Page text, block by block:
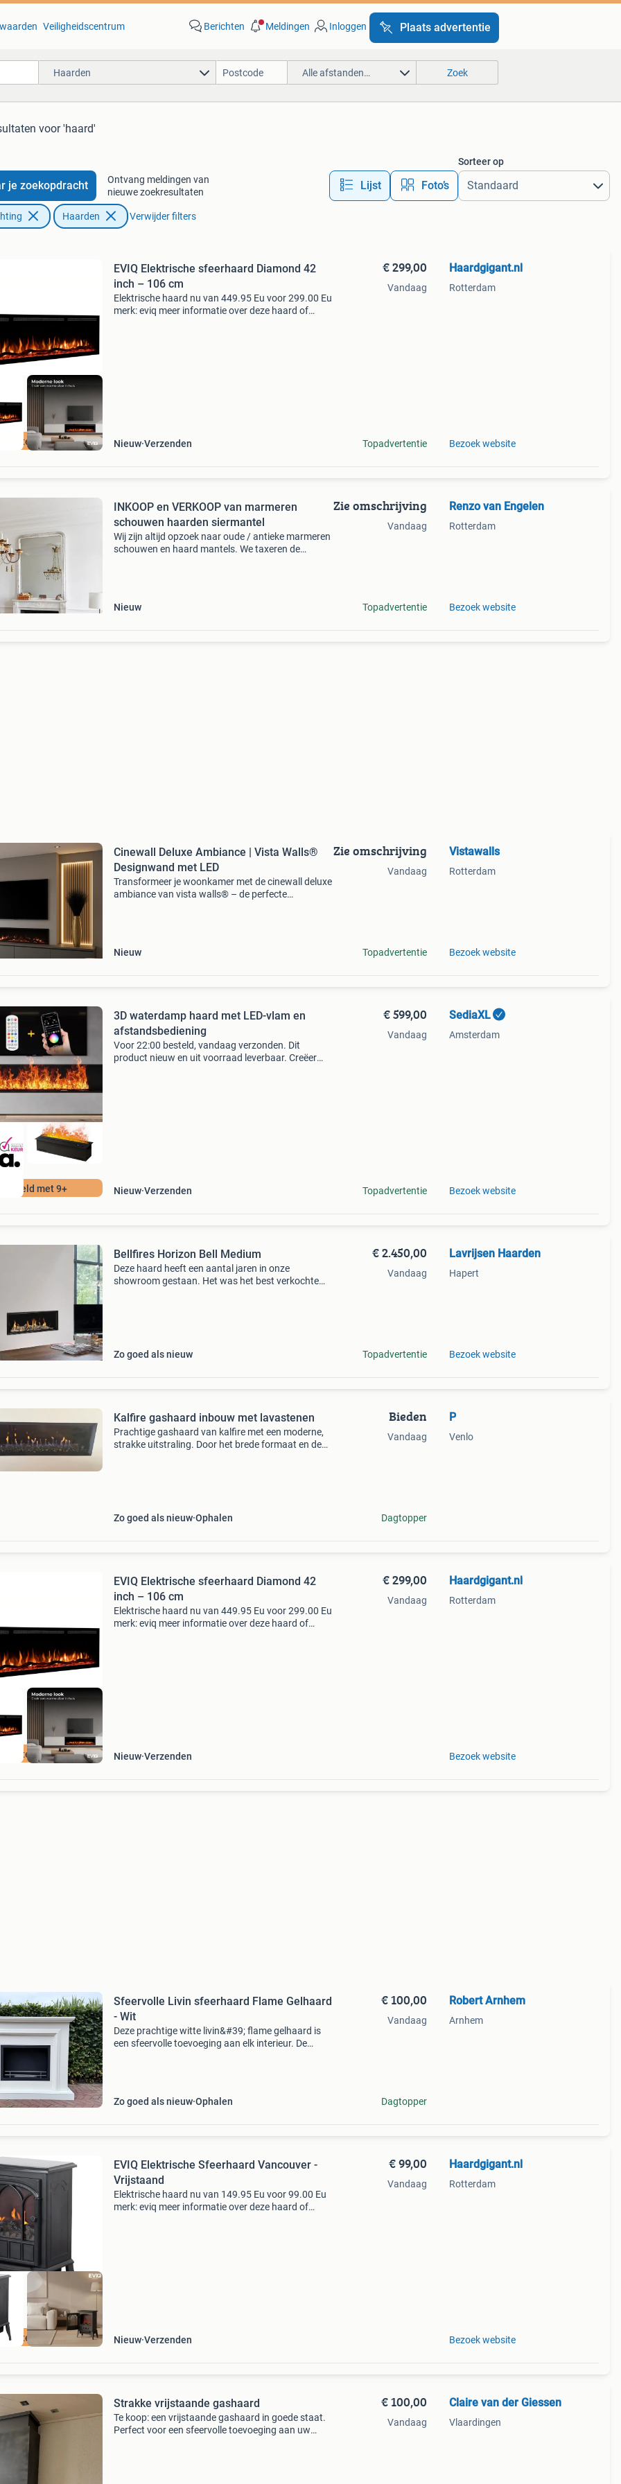
Veiligheidscentrum Berichten Meldingen Inloggen Plaats advertentie
Haarden Alle afstanden… Zoek
voor 'haard'
je zoekopdracht
Ontvang meldingen van
nieuwe zoekresultaten
Lijst Foto’s
Sorteer op
Haarden Verwijder filters
Winterkorting
EVIQ Elektrische sfeerhaard Diamond 42
inch – 106 cm
Elektrische haard nu van 449.95 Eu voor 299.00 Eu
merk: eviq meer informatie over deze haard of
Nieuw Verzenden
€ 299,00
Vandaag
Topadvertentie
Haardgigant.nl
Rotterdam
Bezoek website
INKOOP en VERKOOP van marmeren
schouwen haarden siermantel
Wij zijn altijd opzoek naar oude / antieke marmeren
schouwen en haard mantels. We taxeren de
Nieuw
Zie omschrijving
Vandaag
Topadvertentie
Renzo van Engelen
Rotterdam
Bezoek website
Cinewall Deluxe Ambiance | Vista Walls®
Designwand met LED
Transformeer je woonkamer met de cinewall deluxe
ambiance van vista walls® – de perfecte
Nieuw
Zie omschrijving
Vandaag
Topadvertentie
Vistawalls
Rotterdam
Bezoek website
met 9+
3D waterdamp haard met LED-vlam en
afstandsbediening
Voor 22:00 besteld, vandaag verzonden. Dit
product nieuw en uit voorraad leverbaar. Creëer
Nieuw Verzenden
€ 599,00
Vandaag
Topadvertentie
SediaXL
Amsterdam
Bezoek website
Bellfires Horizon Bell Medium
Deze haard heeft een aantal jaren in onze
showroom gestaan. Het was het best verkochte
Zo goed als nieuw
€ 2.450,00
Vandaag
Topadvertentie
Lavrijsen Haarden
Hapert
Bezoek website
Kalfire gashaard inbouw met lavastenen
Prachtige gashaard van kalfire met een moderne,
strakke uitstraling. Door het brede formaat en de
Zo goed als nieuw Ophalen
Bieden
Vandaag
Dagtopper
P
Venlo
Winterkorting
EVIQ Elektrische sfeerhaard Diamond 42
inch – 106 cm
Elektrische haard nu van 449.95 Eu voor 299.00 Eu
merk: eviq meer informatie over deze haard of
Nieuw Verzenden
€ 299,00
Vandaag
Haardgigant.nl
Rotterdam
Bezoek website
Sfeervolle Livin sfeerhaard Flame Gelhaard
- Wit
Deze prachtige witte livin&#39; flame gelhaard is
een sfeervolle toevoeging aan elk interieur. De
Zo goed als nieuw Ophalen
€ 100,00
Vandaag
Dagtopper
Robert Arnhem
Arnhem
Winterkorting
EVIQ Elektrische Sfeerhaard Vancouver -
Vrijstaand
Elektrische haard nu van 149.95 Eu voor 99.00 Eu
merk: eviq meer informatie over deze haard of
Nieuw Verzenden
€ 99,00
Vandaag
Haardgigant.nl
Rotterdam
Bezoek website
Strakke vrijstaande gashaard
Te koop: een vrijstaande gashaard in goede staat.
Perfect voor een sfeervolle toevoeging aan uw
€ 100,00
Vandaag
Claire van der Giessen
Vlaardingen